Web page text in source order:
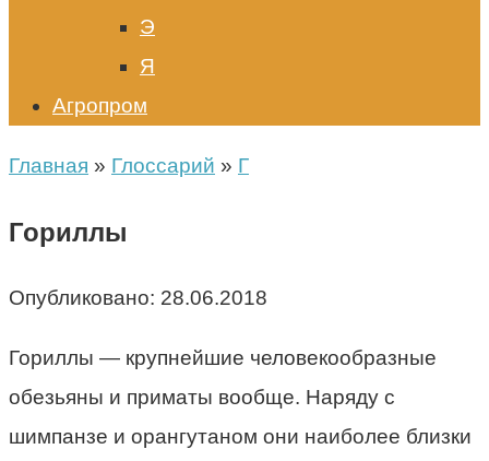
Э
Я
Агропром
Главная » Глоссарий » Г
Гориллы
Опубликовано: 28.06.2018
Гориллы — крупнейшие человекообразные
обезьяны и приматы вообще. Наряду с
шимпанзе и орангутаном они наиболее близки